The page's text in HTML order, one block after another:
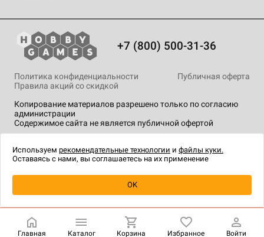
Уведомить о наличии
+7 (800) 500-31-36
Копирование материалов разрешено только по согласию
администрации
Содержимое сайта не является публичной офертой
Политика конфиденциальности
Публичная оферта
Правила акций со скидкой
технологии.
Главная Каталог Корзина Избранное Войти
Используем рекомендательные технологии и файлы куки.
Оставаясь с нами, вы соглашаетесь на их применение
OK